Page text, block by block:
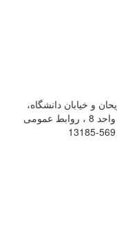
و خیابان دانشگاه،
شمارۀ 1182 (ساختمان فروردین)، طبقۀ دوم، واحد 8 ، روابط عمومی